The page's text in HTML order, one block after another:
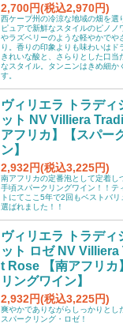
2,700円(税込2,970円)
西ケープ州の冷涼な地域の畑を選
ピュアで新鮮なスタイルのピノノ
やラズベリーのような軽やかでや
り。香りの印象よりも味わいはド
きれいな酸と、さらりとした口当
なスタイル。タンニンはきめ細か
す。
ヴィリエラ トラディ
ット NV Villiera
アフリカ】【スパー
ン】
2,932円(税込3,225円)
南アフリカの定番泡として定着し
手頃スパークリングワイン！！テ
トにてここ5年で2回もベストバ
選ばれました！！
ヴィリエラ トラディ
ット ロゼ NV
t Rose 【南アフリカ
リングワイン】
2,932円(税込3,225円)
爽やかでありながらしっかりとし
スパークリング・ロゼ！